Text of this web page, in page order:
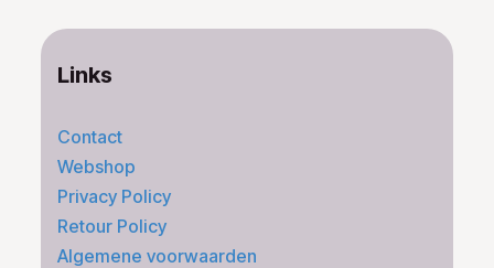
Links
Contact
Webshop
Privacy Policy
Retour Policy
Algemene voorwaarden